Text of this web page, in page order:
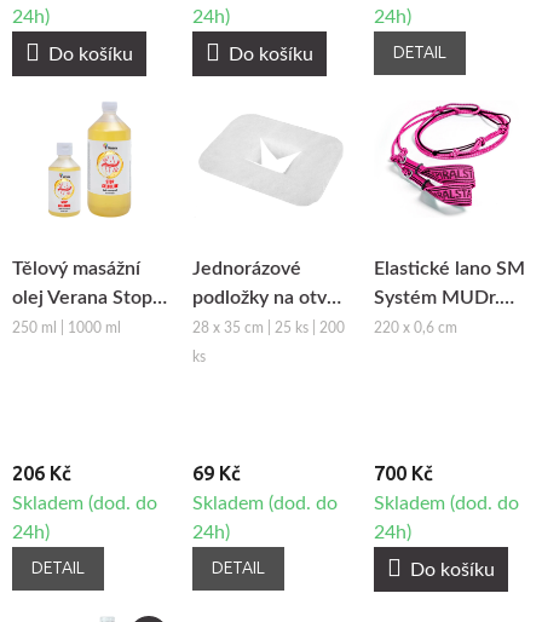
24h)
Do košíku
24h)
Do košíku
24h)
DETAIL
Tělový masážní
olej Verana Stop
Celulitidě
250 ml | 1000 ml
206 Kč
Skladem (dod. do
24h)
DETAIL
Jednorázové
podložky na otvor
obličeje z netkané
textilie Fabulo
28 x 35 cm | 25 ks | 200
ks
69 Kč
Skladem (dod. do
24h)
DETAIL
Elastické lano SM
Systém MUDr.
Smíšek - růžová
220 x 0,6 cm
700 Kč
Skladem (dod. do
24h)
Do košíku